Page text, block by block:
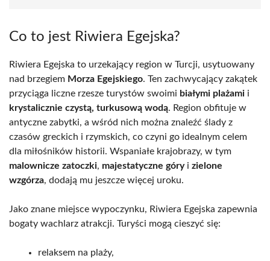
Co to jest Riwiera Egejska?
Riwiera Egejska to urzekający region w Turcji, usytuowany
nad brzegiem Morza Egejskiego. Ten zachwycający zakątek
przyciąga liczne rzesze turystów swoimi białymi plażami i
krystalicznie czystą, turkusową wodą. Region obfituje w
antyczne zabytki, a wśród nich można znaleźć ślady z
czasów greckich i rzymskich, co czyni go idealnym celem
dla miłośników historii. Wspaniałe krajobrazy, w tym
malownicze zatoczki, majestatyczne góryi zielone
wzgórza, dodają mu jeszcze więcej uroku.
Jako znane miejsce wypoczynku, Riwiera Egejska zapewnia
bogaty wachlarz atrakcji. Turyści mogą cieszyć się:
relaksem na plaży,